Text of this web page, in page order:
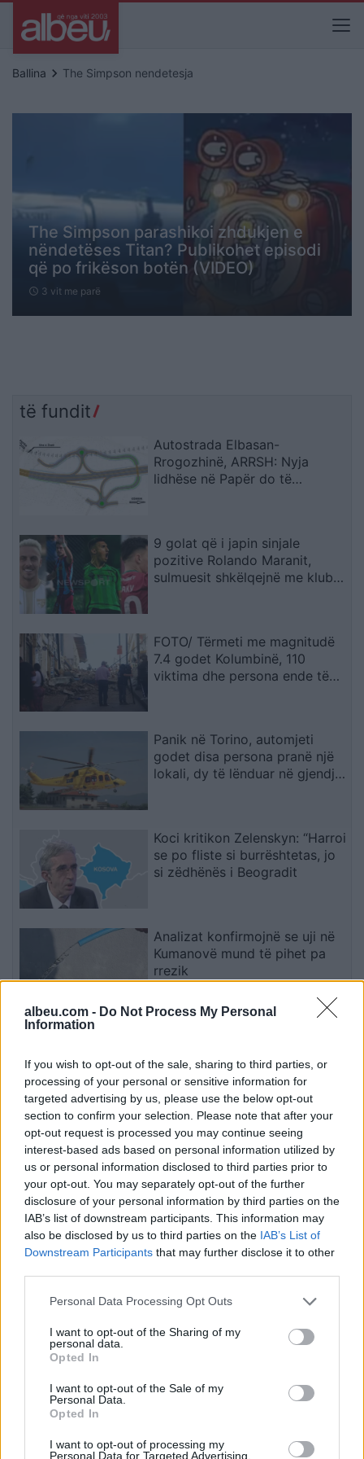
albeu.com - Do Not Process My Personal
Information
If you wish to opt-out of the sale, sharing to third parties, or
processing of your personal or sensitive information for
targeted advertising by us, please use the below opt-out
section to confirm your selection. Please note that after your
opt-out request is processed you may continue seeing
interest-based ads based on personal information utilized by
us or personal information disclosed to third parties prior to
your opt-out. You may separately opt-out of the further
disclosure of your personal information by third parties on the
IAB’s list of downstream participants. This information may
also be disclosed by us to third parties on the IAB’s List of
Downstream Participants that may further disclose it to other
Personal Data Processing Opt Outs
I want to opt-out of the Sharing of my
personal data.
Opted In
I want to opt-out of the Sale of my
Personal Data.
Opted In
I want to opt-out of processing my
Personal Data for Targeted Advertising.
Ballina keyboard_arrow_right The Simpson nendetesja
The Simpson parashikoi zhdukjen e
nëndetëses Titan? Publikohet episodi
që po frikëson botën (VIDEO)
schedule 3 vit me parë
të fundit
Autostrada Elbasan-
Rrogozhinë, ARRSH: Nyja
lidhëse në Papër do të
9 golat që i japin sinjale
pozitive Rolando Maranit,
sulmuesit shkëlqejnë me klubet
FOTO/ Tërmeti me magnitudë
7.4 godet Kolumbinë, 110
viktima dhe persona ende të
Panik në Torino, automjeti
godet disa persona pranë një
lokali, dy të lënduar në gjendje
Koci kritikon Zelenskyn: “Harroi
se po fliste si burrështetas, jo
si zëdhënës i Beogradit
Analizat konfirmojnë se uji në
Kumanovë mund të pihet pa
rrezik
Ish-anëtari i One Direction
kërkoi 5 gramë kokainë
Esim for USA|Esim for Italy| Esim for Spain | Esim